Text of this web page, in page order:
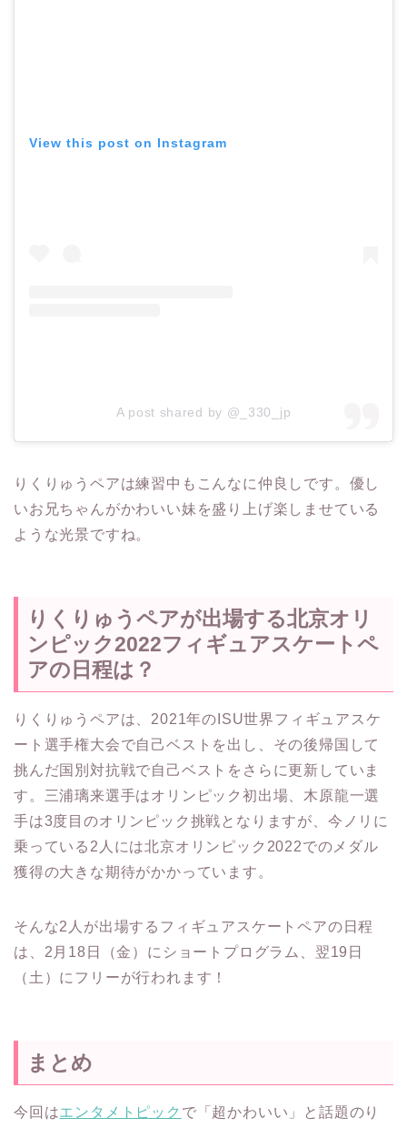
View this post on Instagram
A post shared by @_330_jp
りくりゅうペアは練習中もこんなに仲良しです。優し
いお兄ちゃんがかわいい妹を盛り上げ楽しませている
ような光景ですね。
りくりゅうペアが出場する北京オリ
ンピック2022フィギュアスケートペ
アの日程は？
りくりゅうペアは、2021年のISU世界フィギュアスケ
ート選手権大会で自己ベストを出し、その後帰国して
挑んだ国別対抗戦で自己ベストをさらに更新していま
す。三浦璃来選手はオリンピック初出場、木原龍一選
手は3度目のオリンピック挑戦となりますが、今ノリに
乗っている2人には北京オリンピック2022でのメダル
獲得の大きな期待がかかっています。
そんな2人が出場するフィギュアスケートペアの日程
は、2月18日（金）にショートプログラム、翌19日
（土）にフリーが行われます！
まとめ
今回はエンタメトピック で「超かわいい」と話題のり